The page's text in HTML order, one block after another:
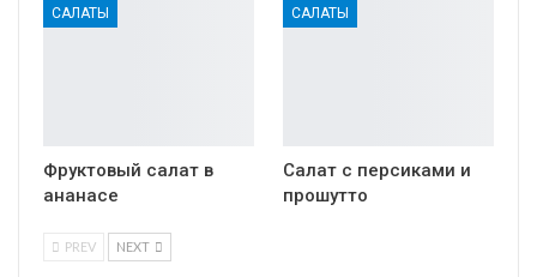
САЛАТЫ
Фруктовый салат в
ананасе
САЛАТЫ
Салат с персиками и
прошутто
PREV NEXT